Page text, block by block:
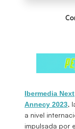
Ibermedia Next
Annecy 2023,
a nivel
impulsada por